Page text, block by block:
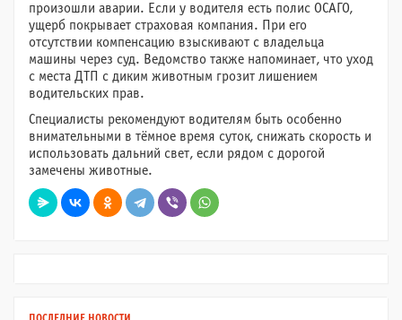
произошли аварии. Если у водителя есть полис ОСАГО,
ущерб покрывает страховая компания. При его
отсутствии компенсацию взыскивают с владельца
машины через суд. Ведомство также напоминает, что уход
с места ДТП с диким животным грозит лишением
водительских прав.
Специалисты рекомендуют водителям быть особенно
внимательными в тёмное время суток, снижать скорость и
использовать дальний свет, если рядом с дорогой
замечены животные.